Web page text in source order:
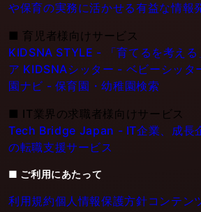
や保育の実務に活かせる有益な情報
■ 育児者様向けサービス
KIDSNA STYLE - 「育てるを考える
ア KIDSNAシッター - ベビーシッタ
園ナビ - 保育園・幼稚園検索
■ IT業界の求職者様向けサービス
Tech Bridge Japan - IT企業、成長
の転職支援サービス
■ ご利用にあたって
利用規約個人情報保護方針コンテン